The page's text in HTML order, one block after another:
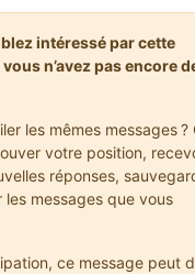
intéressé par cette
n’avez pas encore
les mêmes messages ?
votre position,
réponses,
messages que vous
ce message peut